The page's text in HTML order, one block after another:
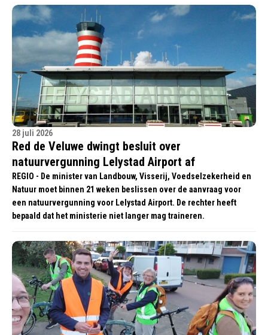
28 juli 2026
Red de Veluwe dwingt besluit over
natuurvergunning Lelystad Airport af
REGIO - De minister van Landbouw, Visserij, Voedselzekerheid en
Natuur moet binnen 21 weken beslissen over de aanvraag voor
een natuurvergunning voor Lelystad Airport. De rechter heeft
bepaald dat het ministerie niet langer mag traineren.